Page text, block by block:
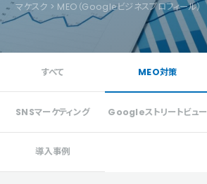
マケスク > MEO（Googleビジネスプロフィール）
すべて MEO対策
SNSマーケティング Googleストリートビュー
導入事例